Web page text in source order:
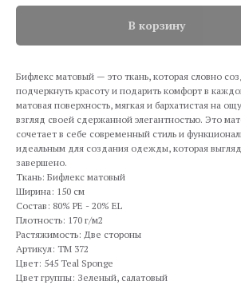
В корзину
Бифлекс матовый — это ткань, которая словно
подчеркнуть красоту и подарить комфорт в
матовая поверхность, мягкая и бархатистая на
взгляд своей сдержанной элегантностью. Это
сочетает в себе современный стиль и
идеальным для создания одежды, которая
завершено.
Ткань: Бифлекс матовый
Ширина: 150 см
Состав: 80% PE - 20% EL
Плотность: 170 г/м2
Растяжимость: Две стороны
Артикул: TM 372
Цвет: 545 Teal Sponge
Цвет группы: Зеленый, салатовый